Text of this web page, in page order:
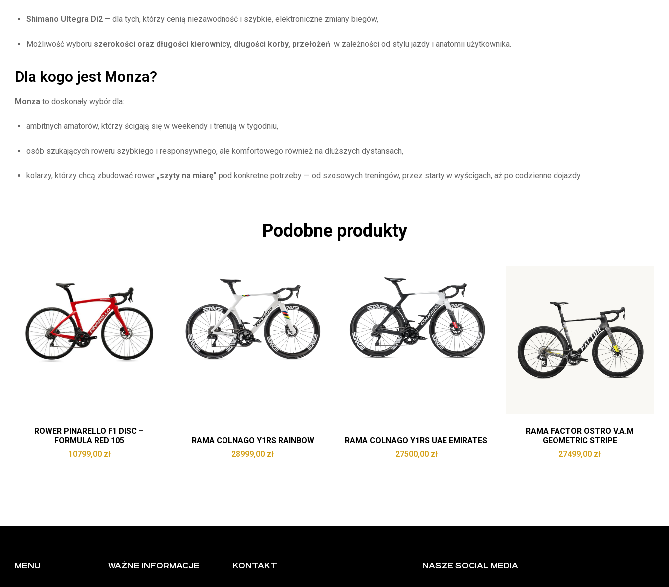
Shimano Ultegra Di2— dla tych, którzy cenią niezawodność i szybkie, elektroniczne zmiany biegów,
Możliwość wyboru szerokości oraz długości kierownicy, długości korby, przełożeń w zależności od stylu jazdy i anatomii użytkownika.
Dla kogo jest Monza?
Monza to doskonały wybór dla:
ambitnych amatorów, którzy ścigają się w weekendy i trenują w tygodniu,
osób szukających roweru szybkiego i responsywnego, ale komfortowego również na dłuższych dystansach,
kolarzy, którzy chcą zbudować rower „szyty na miarę” pod konkretne potrzeby — od szosowych treningów, przez starty w wyścigach, aż po codzienne dojazdy.
Podobne produkty
ROWER PINARELLO F1 DISC –
FORMULA RED 105
10799,00 zł
RAMA COLNAGO Y1RS RAINBOW
28999,00 zł
RAMA COLNAGO Y1RS UAE EMIRATES
27500,00 zł
RAMA FACTOR OSTRO V.A.M
GEOMETRIC STRIPE
27499,00 zł
MENU WAŻNE INFORMACJE KONTAKT NASZE SOCIAL MEDIA